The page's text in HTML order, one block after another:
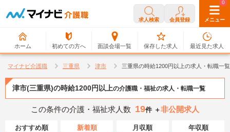
求人検索 会員登録 メニュー
ホーム 初めての方へ 面談会場一覧
0
保存した求人
0
最近見た求人
マイナビ介護職 三重県 津市 三重県の時給1200円以上の求人・転職一覧
津市(三重県)の時給1200円以上の介護職・福祉の求人・転職一覧
この条件の介護・福祉求人数 19件 ＋非公開求人
おすすめ順 新着順 月収順 年収順